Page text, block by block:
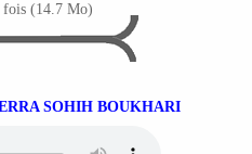
fois (14.7 Mo)
SOHIH BOUKHARI